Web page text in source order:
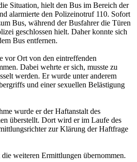
Situation, hielt den Bus im Bereich der
alarmierte den Polizeinotruf 110. Sofort
Bus, während der Busfahrer die Türen
geschlossen hielt. Daher konnte sich
Bus entfernen.
vor Ort von den eintreffenden
Dabei wehrte er sich, musste zu
werden. Er wurde unter anderem
und einer sexuellen Belästigung
wurde er der Haftanstalt des
überstellt. Dort wird er im Laufe des
zur Klärung der Haftfrage
weiteren Ermittlungen übernommen.